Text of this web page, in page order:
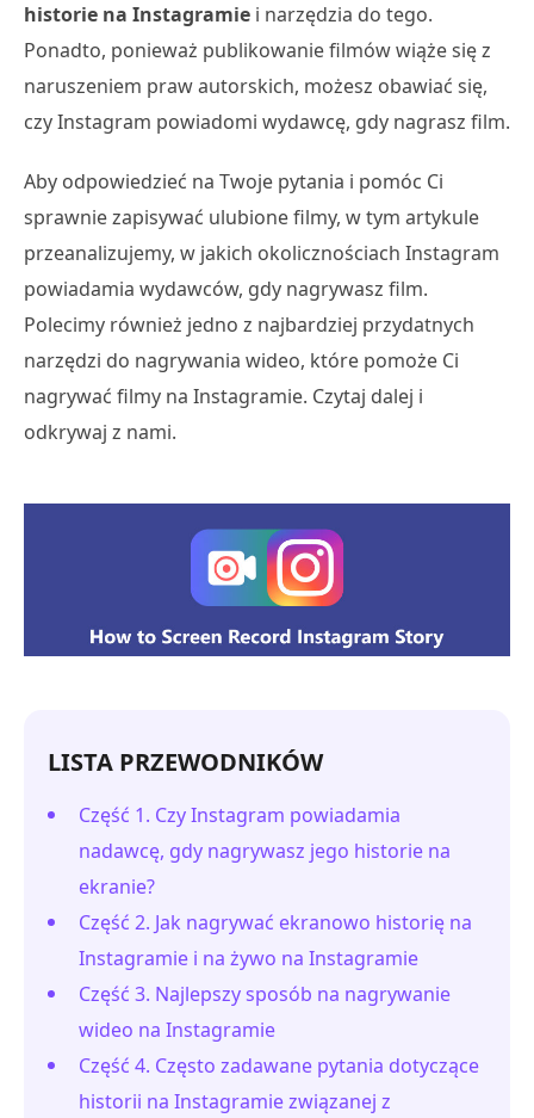
historie na Instagramie i narzędzia do tego.
Ponadto, ponieważ publikowanie filmów wiąże się z
naruszeniem praw autorskich, możesz obawiać się,
czy Instagram powiadomi wydawcę, gdy nagrasz film.
Aby odpowiedzieć na Twoje pytania i pomóc Ci
sprawnie zapisywać ulubione filmy, w tym artykule
przeanalizujemy, w jakich okolicznościach Instagram
powiadamia wydawców, gdy nagrywasz film.
Polecimy również jedno z najbardziej przydatnych
narzędzi do nagrywania wideo, które pomoże Ci
nagrywać filmy na Instagramie. Czytaj dalej i
odkrywaj z nami.
LISTA PRZEWODNIKÓW
Część 1. Czy Instagram powiadamia
nadawcę, gdy nagrywasz jego historie na
ekranie?
Część 2. Jak nagrywać ekranowo historię na
Instagramie i na żywo na Instagramie
Część 3. Najlepszy sposób na nagrywanie
wideo na Instagramie
Część 4. Często zadawane pytania dotyczące
historii na Instagramie związanej z